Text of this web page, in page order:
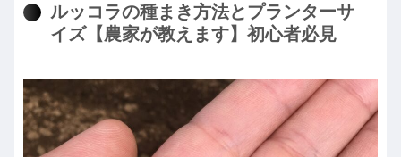
ルッコラの種まき方法とプランターサ
イズ【農家が教えます】初心者必見